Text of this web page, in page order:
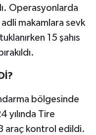
Operasyonlarda
makamlara sevk
15 şahıs
bölgesinde
yılında Tire
araç kontrol edildi.